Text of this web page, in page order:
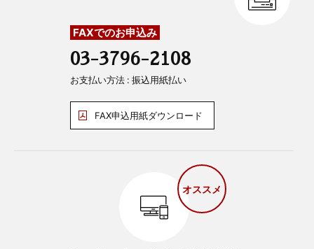
FAXでのお申込み
03-3796-2108
お支払い方法 : 振込用紙払い
FAX申込用紙ダウンロード
オススメ